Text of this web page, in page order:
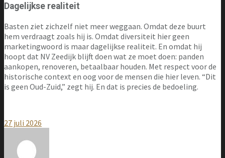
Dagelijkse realiteit
Basten ziet zichzelf niet meer weggaan. Omdat deze buurt
hem verdraagt zoals hij is. Omdat diversiteit hier geen
marketingwoord is maar dagelijkse realiteit. En omdat hij
hoopt dat NV Zeedijk blijft doen wat ze moet doen: panden
aankopen, renoveren, betaalbaar houden. Met respect voor de
historische context en oog voor de mensen die hier leven. “Dit
is geen Oud-Zuid,” zegt hij. En dat is precies de bedoeling.
27 juli 2026